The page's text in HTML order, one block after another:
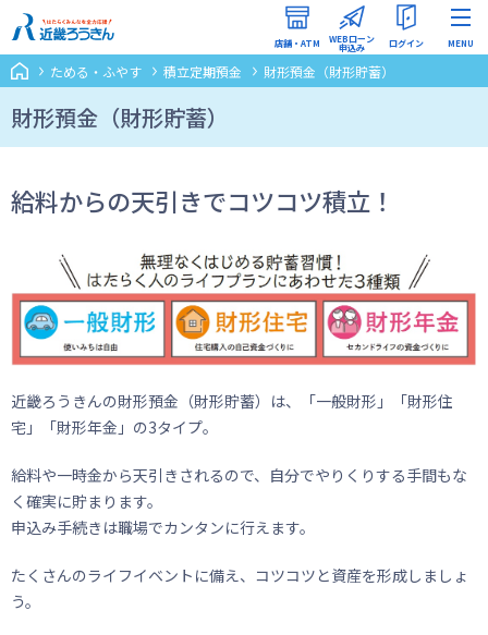
店舗・ATM WEBローン
申込み ログイン
インターネットバンキング
（ろうきんダイレクト）
MENU
ためる・ふやす 積立定期預金 財形預金（財形貯蓄）
財形預金（財形貯蓄）
給料からの天引きでコツコツ積立！
近畿ろうきんの財形預金（財形貯蓄）は、「一般財形」「財形住
宅」「財形年金」の3タイプ。
給料や一時金から天引きされるので、自分でやりくりする手間もな
く確実に貯まります。
申込み手続きは職場でカンタンに行えます。
たくさんのライフイベントに備え、コツコツと資産を形成しましょ
う。